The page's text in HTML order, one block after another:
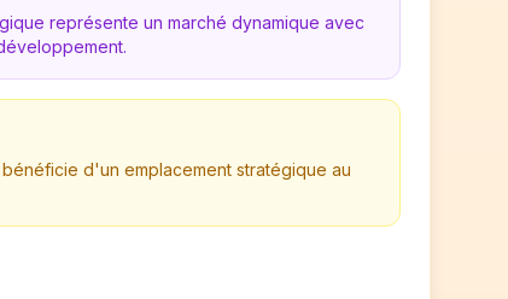
représente un marché dynamique avec
d'un emplacement stratégique au